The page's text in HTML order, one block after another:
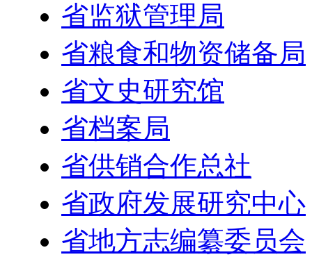
省监狱管理局
省粮食和物资储备局
省文史研究馆
省档案局
省供销合作总社
省政府发展研究中心
省地方志编纂委员会